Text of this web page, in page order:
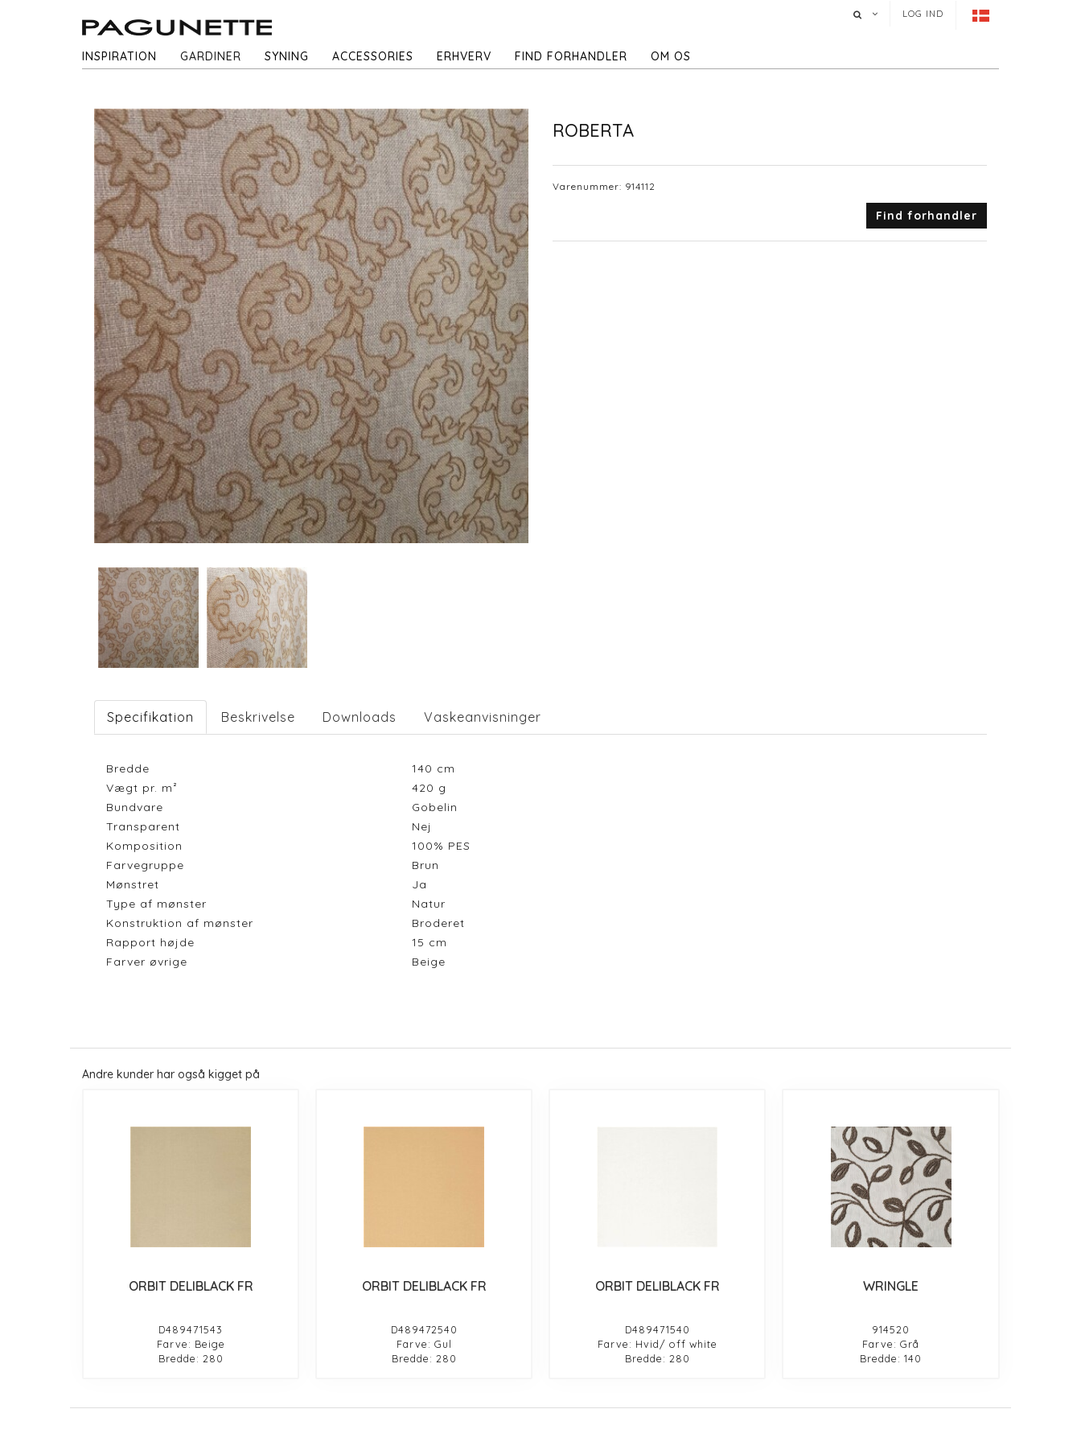
LOG IND
INSPIRATION GARDINER SYNING ACCESSORIES ERHVERV FIND FORHANDLER OM OS
ROBERTA
Varenummer: 914112
Find forhandler
Specifikation Beskrivelse Downloads Vaskeanvisninger
Bredde 140 cm
Vægt pr. m²
420 g
Bundvare
Gobelin
Transparent
Nej
Komposition
100% PES
Farvegruppe
Brun
Mønstret
Ja
Type af mønster
Natur
Konstruktion af mønster
Broderet
Rapport højde
15 cm
Farver øvrige
Beige
Andre kunder har også kigget på
ORBIT DELIBLACK FR
D489471543
Farve: Beige
Bredde: 280
ORBIT DELIBLACK FR
D489472540
Farve: Gul
Bredde: 280
ORBIT DELIBLACK FR
D489471540
Farve: Hvid/ off white
Bredde: 280
WRINGLE
914520
Farve: Grå
Bredde: 140